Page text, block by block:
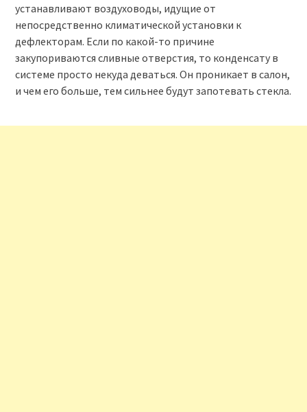
устанавливают воздуховоды, идущие от
непосредственно климатической установки к
дефлекторам. Если по какой-то причине
закупориваются сливные отверстия, то конденсату в
системе просто некуда деваться. Он проникает в салон,
и чем его больше, тем сильнее будут запотевать стекла.